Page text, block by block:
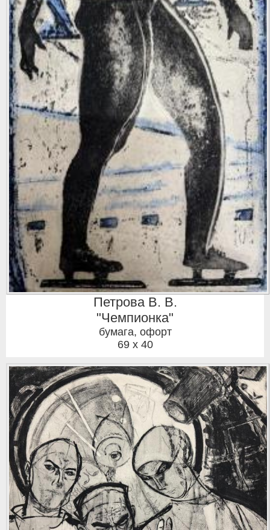
Петрова В. В.
"Чемпионка"
бумага, офорт
69 x 40